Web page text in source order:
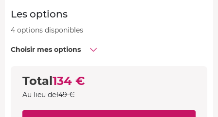
Les options
4 options disponibles
Choisir mes options
Total134 €
Au lieu de149 €